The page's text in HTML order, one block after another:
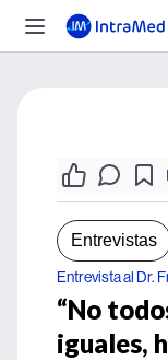
Entrevistas
Entrevista al Dr.
“No
iguales,